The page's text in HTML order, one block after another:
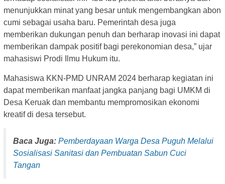
menunjukkan minat yang besar untuk mengembangkan abon
cumi sebagai usaha baru. Pemerintah desa juga
memberikan dukungan penuh dan berharap inovasi ini dapat
memberikan dampak positif bagi perekonomian desa,” ujar
mahasiswi Prodi Ilmu Hukum itu.
Mahasiswa KKN-PMD UNRAM 2024 berharap kegiatan ini
dapat memberikan manfaat jangka panjang bagi UMKM di
Desa Keruak dan membantu mempromosikan ekonomi
kreatif di desa tersebut.
Baca Juga: Pemberdayaan Warga Desa Puguh Melalui
Sosialisasi Sanitasi dan Pembuatan Sabun Cuci
Tangan